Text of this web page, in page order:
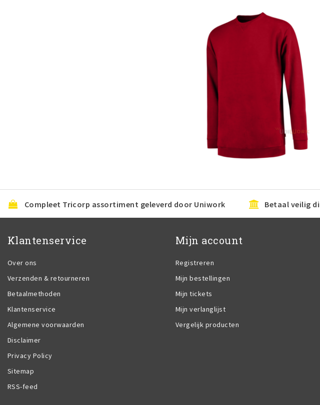
Compleet Tricorp assortiment geleverd door Uniwork Betaal veilig
Klantenservice
Over ons
Verzenden & retourneren
Betaalmethoden
Klantenservice
Algemene voorwaarden
Disclaimer
Privacy Policy
Sitemap
RSS-feed
Mijn account
Registreren
Mijn bestellingen
Mijn tickets
Mijn verlanglijst
Vergelijk producten